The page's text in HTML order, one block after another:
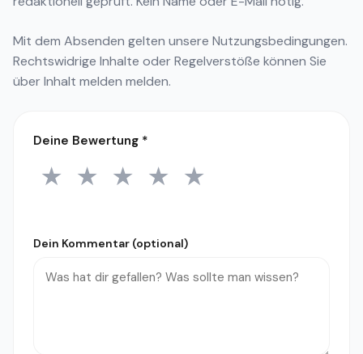
Mit dem Absenden gelten unsere Nutzungsbedingungen.
Rechtswidrige Inhalte oder Regelverstöße können Sie
überInhalt melden melden.
Deine Bewertung *
1 Stern
★ 2 Sterne
★ 3 Sterne
★ 4 Sterne
★ 5 Sterne
★
Dein Kommentar (optional)